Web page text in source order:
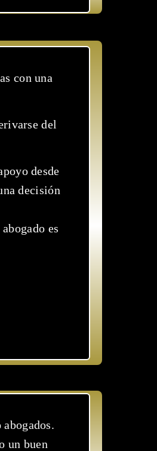
con una
del
desde
decisión
es
un buen